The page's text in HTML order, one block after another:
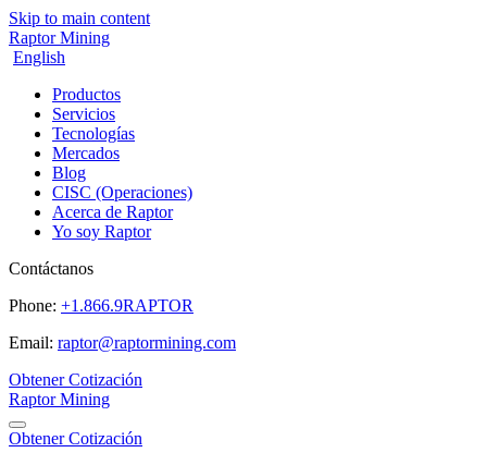
Skip to main content
Raptor Mining
English
Productos
Servicios
Tecnologías
Mercados
Blog
CISC (Operaciones)
Acerca de Raptor
Yo soy Raptor
Contáctanos
Phone: +1.866.9RAPTOR
Email: raptor@raptormining.com
Obtener Cotización
Raptor Mining
Obtener Cotización